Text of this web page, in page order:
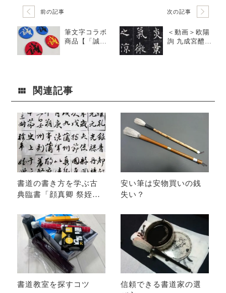
前の記事
筆文字コラボ
商品【「誠」
次の記事
＜動画＞欧陽
詢 九成宮醴泉
関連記事
書道の書き方を学ぶ古
典臨書「顔真卿 祭姪文
安い筆は安物買いの銭
失い？
書道教室を探すコツ
信頼できる書道家の選